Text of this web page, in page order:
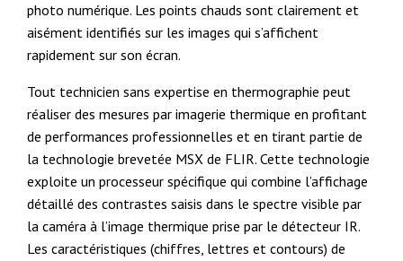
photo numérique. Les points chauds sont clairement et
aisément identifiés sur les images qui s’affichent
rapidement sur son écran.
Tout technicien sans expertise en thermographie peut
réaliser des mesures par imagerie thermique en profitant
de performances professionnelles et en tirant partie de
la technologie brevetée MSX de FLIR. Cette technologie
exploite un processeur spécifique qui combine l’affichage
détaillé des contrastes saisis dans le spectre visible par
la caméra à l’image thermique prise par le détecteur IR.
Les caractéristiques (chiffres, lettres et contours) de